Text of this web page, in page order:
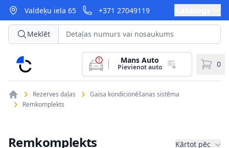
Valdeķu iela 65 +371 27049119
CarParts
Meklēt
Mans Auto
Pievienot auto 0
Rezerves daļas
Gaisa kondicionēšanas sistēma
Remkomplekts
Remkomplekts Kārtot pēc